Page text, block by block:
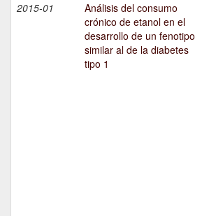
2015-01
Análisis del consumo
crónico de etanol en el
desarrollo de un fenotipo
similar al de la diabetes
tipo 1